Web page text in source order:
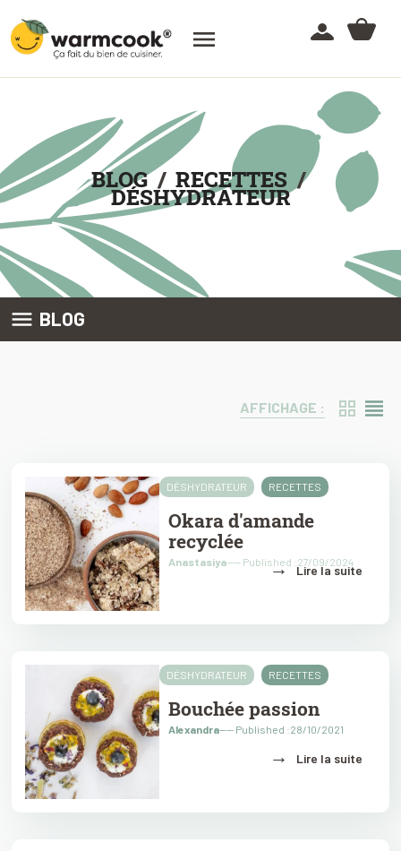

BLOG RECETTES
DÉSHYDRATEUR
 BLOG
AFFICHAGE :
DÉSHYDRATEUR RECETTES
Okara d'amande
recyclée
Anastasiya---- Published :27/09/2024
→ Lire la suite
DÉSHYDRATEUR RECETTES
Bouchée passion
Alexandra---- Published :28/10/2021
→ Lire la suite